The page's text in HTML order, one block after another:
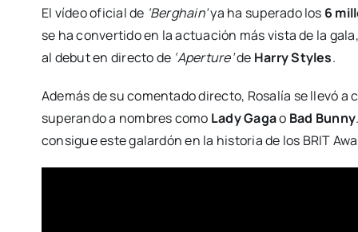
El vídeo oficial de ‘Berghain’ya ha superado los 6
se ha convertido en la actuación más vista de la
al debut en directo de ‘Aperture’de Harry Styles.
Además de su comentado directo, Rosalía se llevó a
superando a nombres como Lady Gagao Bad Bunny
consigue este galardón en la historia de los BRIT